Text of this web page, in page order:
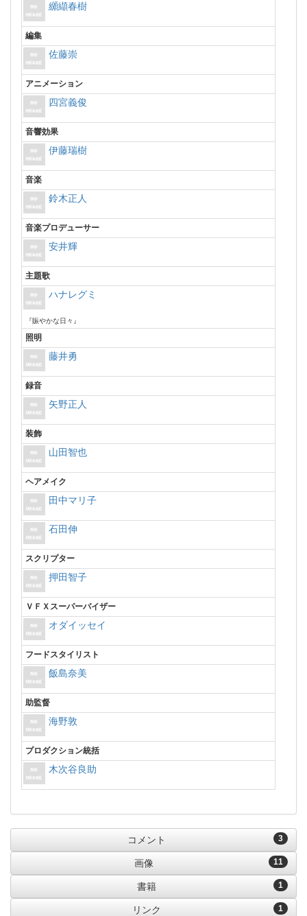
纐纈春樹
編集
佐藤崇
アニメーション
四宮義俊
音響効果
伊藤瑞樹
音楽
鈴木正人
音楽プロデューサー
安井輝
主題歌
ハナレグミ
『賑やかな日々』
照明
藤井勇
録音
矢野正人
装飾
山田智也
ヘアメイク
田中マリ子
石田伸
スクリプター
押田智子
ＶＦＸスーパーバイザー
オダイッセイ
フードスタイリスト
飯島奈美
助監督
海野敦
プロダクション統括
木次谷良助
3
コメント
11
画像
1
書籍
1
リンク